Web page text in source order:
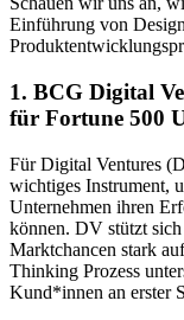
Einführung von
1. BCG Digital
für Fortune 500
Für Digital Ventures
wichtiges Instrument,
Unternehmen ihren
können. DV stützt
Marktchancen stark
Thinking Prozess
Kund*innen an erster